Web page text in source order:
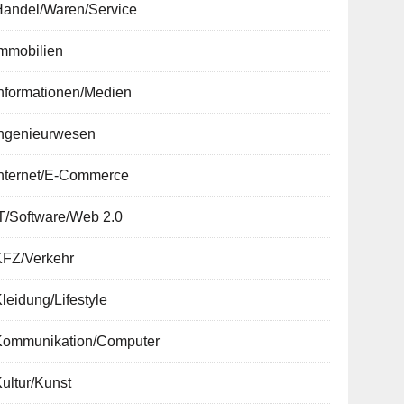
Waren/Service
Medien
E-Commerce
Software/Web 2.0
Verkehr
Lifestyle
Computer
Kunst